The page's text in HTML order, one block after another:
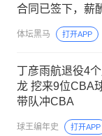
合同已签下，薪
体坛黑马 打开APP
丁彦雨航退役4
龙 挖来9位CBA
带队冲CBA
球王编年史 打开APP